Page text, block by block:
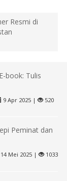
Resmi di
book: Tulis
9 Apr 2025 | 520
Peminat dan
14 Mei 2025 | 1033